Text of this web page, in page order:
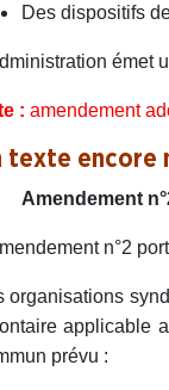
Des dispositifs
émet
: amendement
texte encore
Amendement
n°2
organisations
applicable
prévu :